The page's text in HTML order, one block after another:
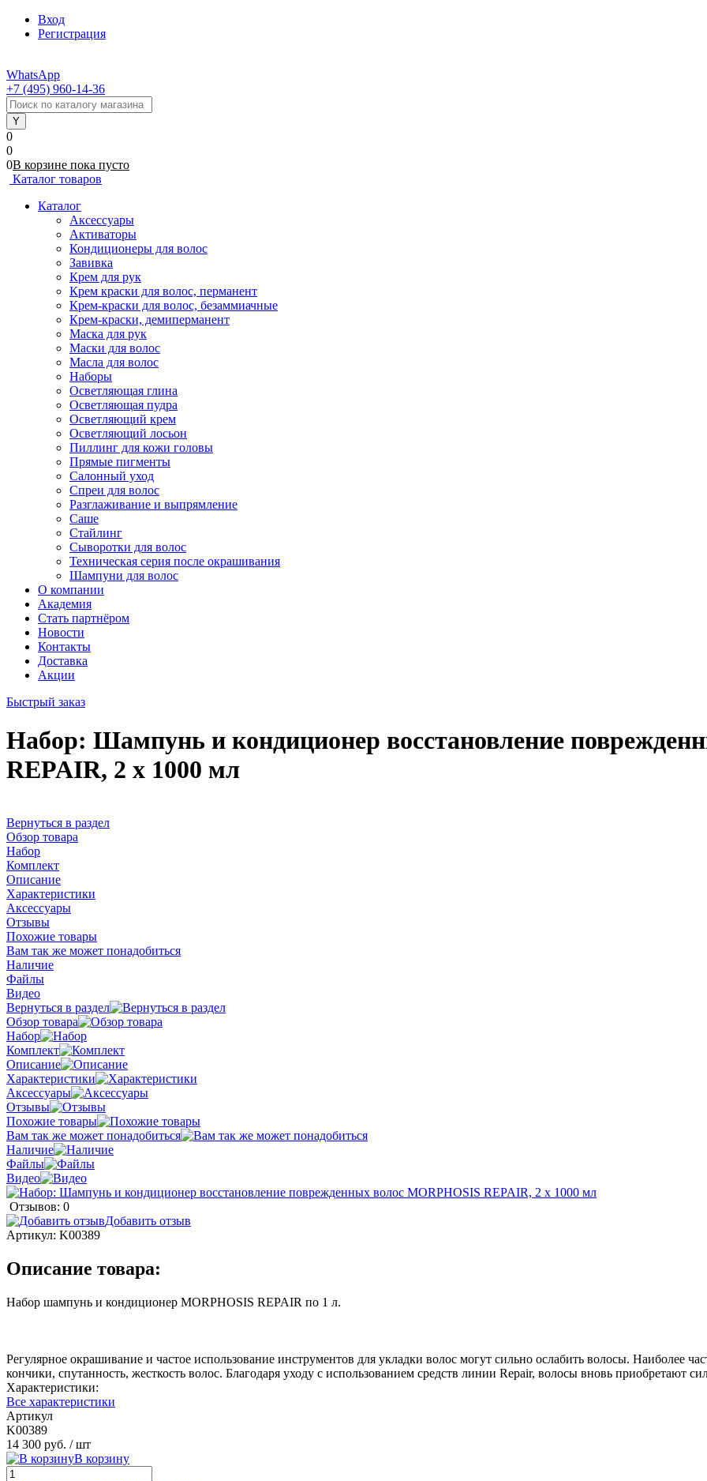
Вход
Регистрация
WhatsApp
+7 (495) 960-14-36
0
0
0В корзине пока пусто
Каталог товаров
Каталог
Аксессуары
Активаторы
Кондиционеры для волос
Завивка
Крем для рук
Крем краски для волос, перманент
Крем-краски для волос, безаммиачные
Крем-краски, демиперманент
Маска для рук
Маски для волос
Масла для волос
Наборы
Осветляющая глина
Осветляющая пудра
Осветляющий крем
Осветляющий лосьон
Пиллинг для кожи головы
Прямые пигменты
Салонный уход
Спреи для волос
Разглаживание и выпрямление
Саше
Стайлинг
Сыворотки для волос
Техническая серия после окрашивания
Шампуни для волос
О компании
Академия
Стать партнёром
Новости
Контакты
Доставка
Акции
Быстрый заказ
Набор: Шампунь и кондиционер восстановление
REPAIR, 2 х 1000 мл
Вернуться в раздел
Обзор товара
Набор
Комплект
Описание
Характеристики
Аксессуары
Отзывы
Похожие товары
Вам так же может понадобиться
Наличие
Файлы
Видео
Вернуться в раздел
Обзор товара
Набор
Комплект
Описание
Характеристики
Аксессуары
Отзывы
Похожие товары
Вам так же может понадобиться
Наличие
Файлы
Видео
Отзывов: 0
Добавить отзыв
Артикул: K00389
Описание товара:
Набор шампунь и кондиционер MORPHOSIS REPAIR по 1 л.
Регулярное окрашивание и частое использование инструментов для укладки волос могут сильно ослабить волосы. Наиболее
кончики, спутанность, жесткость волос. Благодаря уходу с использованием средств линии Repair, волосы вновь приобретают
Характеристики:
Все характеристики
Артикул
K00389
14 300 руб. / шт
В корзину